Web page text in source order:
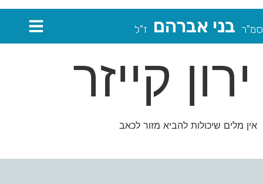
סמ"ר בני אברהם ז"ל
ירון קייזר
אין מלים שיכולות להביא מזור לכאב